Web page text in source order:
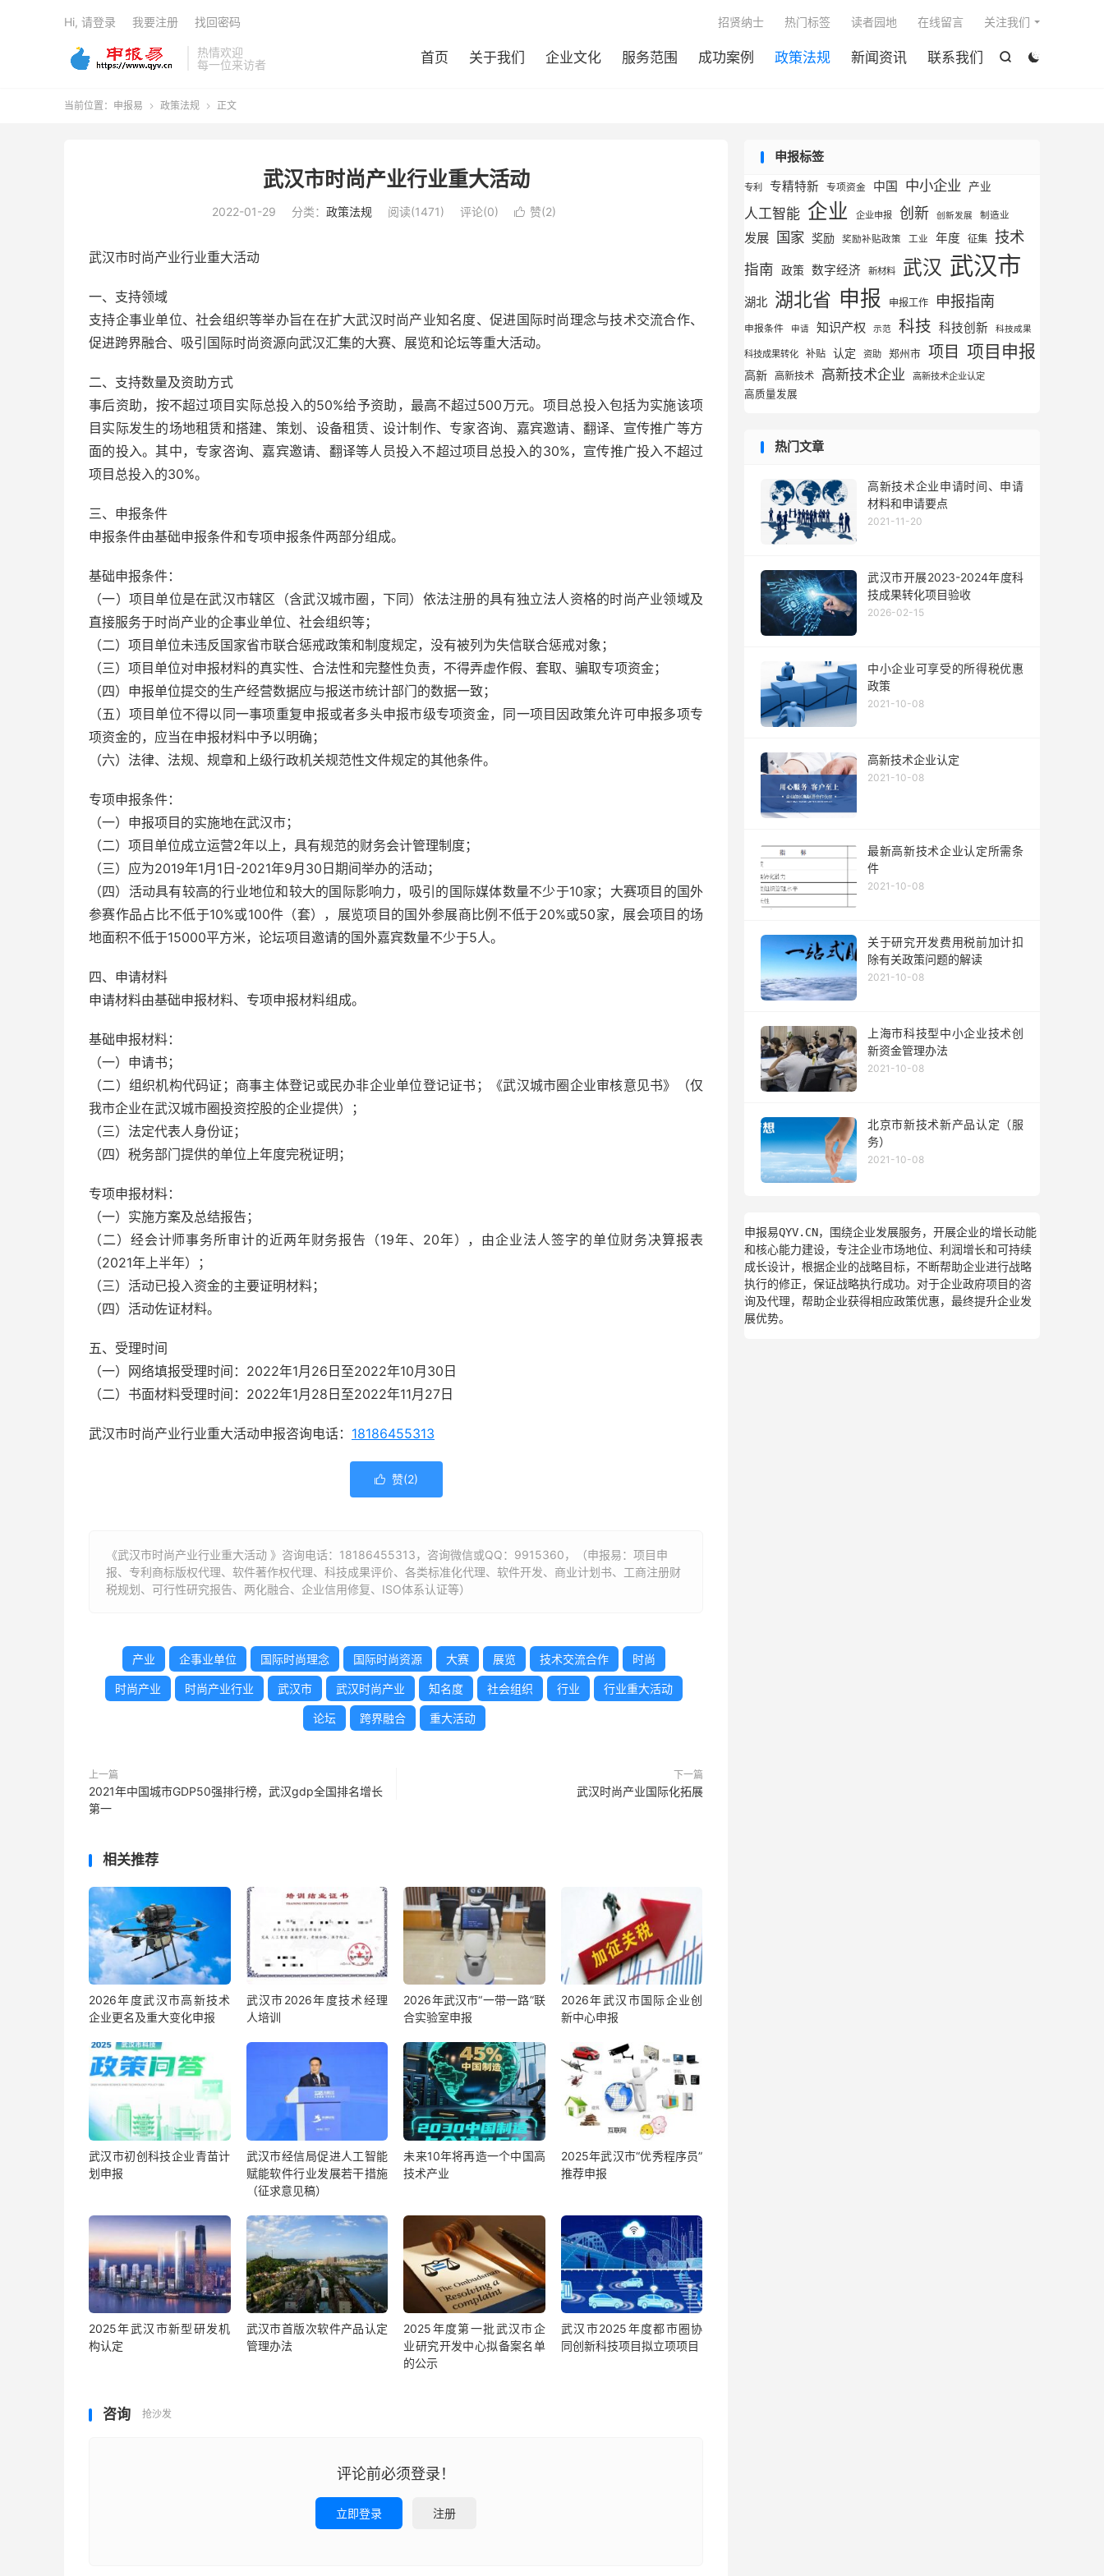
热情欢迎
每一位来访者


首页 关于我们 企业文化 服务范围 成功案例 政策法规 新闻资讯 联系我们
招贤纳士 热门标签 读者园地 在线留言 关注我们
Hi, 请登录 我要注册 找回密码
当前位置： 申报易  政策法规  正文
武汉市时尚产业行业重大活动
2022-01-29 分类： 政策法规 阅读(1471) 评论(0)  赞(2)
武汉市时尚产业行业重大活动
一、支持领域
支持企事业单位、社会组织等举办旨在在扩大武汉时尚产业知名度、促进国际时尚理念与技术交流合作、
促进跨界融合、吸引国际时尚资源向武汉汇集的大赛、展览和论坛等重大活动。
二、支持数量及资助方式
事后资助，按不超过项目实际总投入的50%给予资助，最高不超过500万元。项目总投入包括为实施该项
目实际发生的场地租赁和搭建、策划、设备租赁、设计制作、专家咨询、嘉宾邀请、翻译、宣传推广等方
面的投入。其中，专家咨询、嘉宾邀请、翻译等人员投入不超过项目总投入的30%，宣传推广投入不超过
项目总投入的30%。
三、申报条件
申报条件由基础申报条件和专项申报条件两部分组成。
基础申报条件：
（一）项目单位是在武汉市辖区（含武汉城市圈，下同）依法注册的具有独立法人资格的时尚产业领域及
直接服务于时尚产业的企事业单位、社会组织等；
（二）项目单位未违反国家省市联合惩戒政策和制度规定，没有被列为失信联合惩戒对象；
（三）项目单位对申报材料的真实性、合法性和完整性负责，不得弄虚作假、套取、骗取专项资金；
（四）申报单位提交的生产经营数据应与报送市统计部门的数据一致；
（五）项目单位不得以同一事项重复申报或者多头申报市级专项资金，同一项目因政策允许可申报多项专
项资金的，应当在申报材料中予以明确；
（六）法律、法规、规章和上级行政机关规范性文件规定的其他条件。
专项申报条件：
（一）申报项目的实施地在武汉市；
（二）项目单位成立运营2年以上，具有规范的财务会计管理制度；
（三）应为2019年1月1日-2021年9月30日期间举办的活动；
（四）活动具有较高的行业地位和较大的国际影响力，吸引的国际媒体数量不少于10家；大赛项目的国外
参赛作品占比不低于10%或100件（套），展览项目的国外参展商比例不低于20%或50家，展会项目的场
地面积不低于15000平方米，论坛项目邀请的国外嘉宾数量不少于5人。
四、申请材料
申请材料由基础申报材料、专项申报材料组成。
基础申报材料：
（一）申请书；
（二）组织机构代码证；商事主体登记或民办非企业单位登记证书；《武汉城市圈企业审核意见书》（仅
我市企业在武汉城市圈投资控股的企业提供）；
（三）法定代表人身份证；
（四）税务部门提供的单位上年度完税证明；
专项申报材料：
（一）实施方案及总结报告；
（二）经会计师事务所审计的近两年财务报告（19年、20年），由企业法人签字的单位财务决算报表
（2021年上半年）；
（三）活动已投入资金的主要证明材料；
（四）活动佐证材料。
五、受理时间
（一）网络填报受理时间：2022年1月26日至2022年10月30日
（二）书面材料受理时间：2022年1月28日至2022年11月27日
武汉市时尚产业行业重大活动申报咨询电话： 18186455313
 赞(2)
《武汉市时尚产业行业重大活动 》咨询电话： 18186455313，咨询微信或QQ：9915360，（申报易：项目申
报、专利商标版权代理、软件著作权代理、科技成果评价、各类标准化代理、软件开发、商业计划书、工商注册财
税规划、可行性研究报告、两化融合、企业信用修复、ISO体系认证等）
产业 企事业单位 国际时尚理念 国际时尚资源 大赛 展览 技术交流合作 时尚
时尚产业 时尚产业行业 武汉市 武汉时尚产业 知名度 社会组织 行业 行业重大活动
论坛 跨界融合 重大活动
上一篇
2021年中国城市GDP50强排行榜，武汉gdp全国排名增长
第一
下一篇
武汉时尚产业国际化拓展
相关推荐
2026年度武汉市高新技术
企业更名及重大变化申报
武汉市2026年度技术经理
人培训
2026年武汉市“一带一路”联
合实验室申报
2026年武汉市国际企业创
新中心申报
武汉市初创科技企业青苗计
划申报
武汉市经信局促进人工智能
赋能软件行业发展若干措施
（征求意见稿）
未来10年将再造一个中国高
技术产业
2025年武汉市“优秀程序员”
推荐申报
2025年武汉市新型研发机
构认定
武汉市首版次软件产品认定
管理办法
2025年度第一批武汉市企
业研究开发中心拟备案名单
的公示
武汉市2025年度都市圈协
同创新科技项目拟立项项目
咨询 抢沙发
评论前必须登录！
立即登录 注册
申报标签
专利 专精特新 专项资金 中国 中小企业 产业
人工智能 企业 企业申报 创新 创新发展 制造业
发展 国家 奖励 奖励补贴政策 工业 年度 征集 技术
指南 政策 数字经济 新材料 武汉 武汉市
湖北 湖北省 申报 申报工作 申报指南
申报条件 申请 知识产权 示范 科技 科技创新 科技成果
科技成果转化 补贴 认定 资助 郑州市 项目 项目申报
高新 高新技术 高新技术企业 高新技术企业认定
高质量发展
热门文章
高新技术企业申请时间、申请
材料和申请要点
2021-11-20
武汉市开展2023-2024年度科
技成果转化项目验收
2026-02-15
中小企业可享受的所得税优惠
政策
2021-10-08
高新技术企业认定
2021-10-08
最新高新技术企业认定所需条
件
2021-10-08
关于研究开发费用税前加计扣
除有关政策问题的解读
2021-10-08
上海市科技型中小企业技术创
新资金管理办法
2021-10-08
北京市新技术新产品认定（服
务）
2021-10-08
申报易QYV.CN，围绕企业发展服务，开展企业的增长动能
和核心能力建设，专注企业市场地位、利润增长和可持续
成长设计，根据企业的战略目标，不断帮助企业进行战略
执行的修正，保证战略执行成功。对于企业政府项目的咨
询及代理，帮助企业获得相应政策优惠，最终提升企业发
展优势。